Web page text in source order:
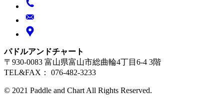
パドルアンドチャート
〒930-0083 富山県富山市総曲輪4丁目6-4 3階
TEL&FAX： 076-482-3233
© 2021 Paddle and Chart All Rights Reserved.